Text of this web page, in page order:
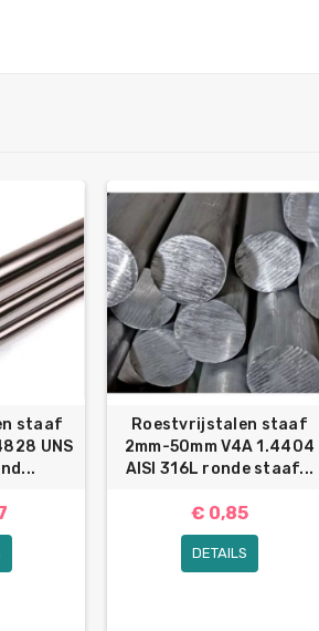
staaf
UNS
Roestvrijstalen staaf
2mm-50mm V4A 1.4404
AISI 316L ronde staaf...
€ 0,85
DETAILS